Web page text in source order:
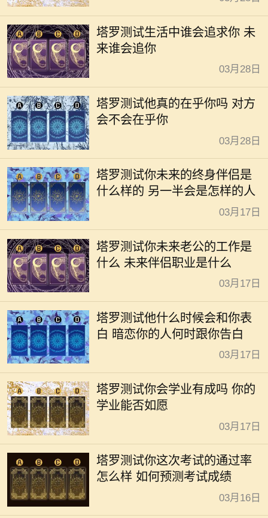
塔罗测试生活中谁会追求你 未
来谁会追你
03月28日
塔罗测试他真的在乎你吗 对方
会不会在乎你
03月28日
塔罗测试你未来的终身伴侣是
什么样的 另一半会是怎样的人
03月17日
塔罗测试你未来老公的工作是
什么 未来伴侣职业是什么
03月17日
塔罗测试他什么时候会和你表
白 暗恋你的人何时跟你告白
03月17日
塔罗测试你会学业有成吗 你的
学业能否如愿
03月17日
塔罗测试你这次考试的通过率
怎么样 如何预测考试成绩
03月16日